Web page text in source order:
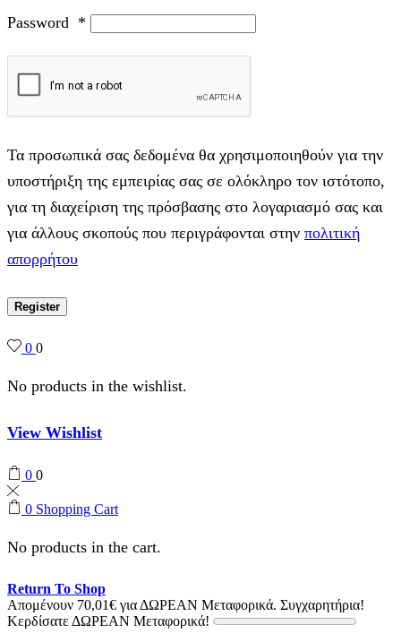
Password *
Τα προσωπικά σας δεδομένα θα χρησιμοποιηθούν για την
υποστήριξη της εμπειρίας σας σε ολόκληρο τον ιστότοπο,
για τη διαχείριση της πρόσβασης στο λογαριασμό σας και
για άλλους σκοπούς που περιγράφονται στην πολιτική
απορρήτου
Register
0 0
No products in the wishlist.
View Wishlist
0 0
0 Shopping Cart
No products in the cart.
Return To Shop
Απομένουν 70,01€ για ΔΩΡΕΑΝ Μεταφορικά. Συγχαρητήρια!
Κερδίσατε ΔΩΡΕΑΝ Μεταφορικά!